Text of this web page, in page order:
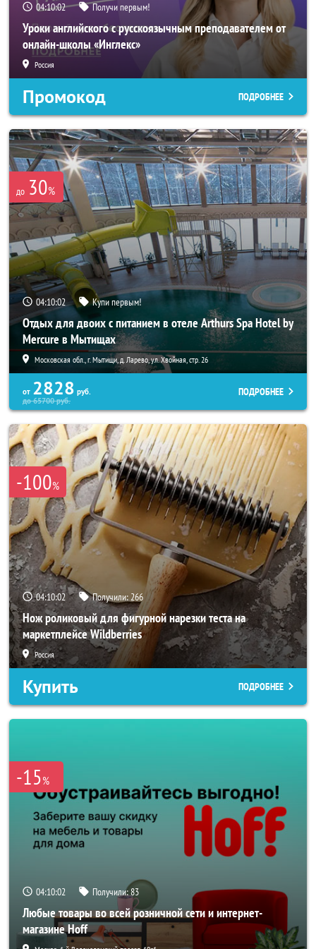
04:10:00 Получи первым!
Уроки английского с русскоязычным преподавателем от
онлайн-школы «Инглекс»
Россия
Промокод ПОДРОБНЕЕ
до 30%
04:10:00 Купи первым!
Отдых для двоих с питанием в отеле Arthurs Spa Hotel by
Mercure в Мытищах
Московская обл., г. Мытищи, д. Ларево, ул. Хвойная, стр. 26
от 2828 руб.
до65700руб.
ПОДРОБНЕЕ
-100%
04:10:00 Получили:266
Нож роликовый для фигурной нарезки теста на
маркетплейсе Wildberries
Россия
Купить ПОДРОБНЕЕ
-15%
04:10:00 Получили:83
Любые товары во всей розничной сети и интернет-
магазине Hoff